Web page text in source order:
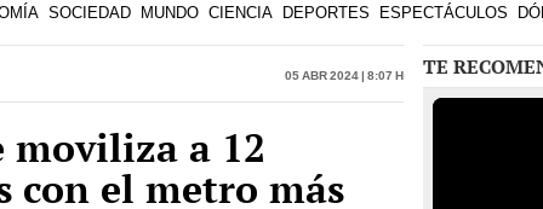
SOCIEDAD MUNDO CIENCIA DEPORTES ESPECTÁCULOS
05 Abr 2024 | 8:07 h
moviliza a 12
con el metro más
TE